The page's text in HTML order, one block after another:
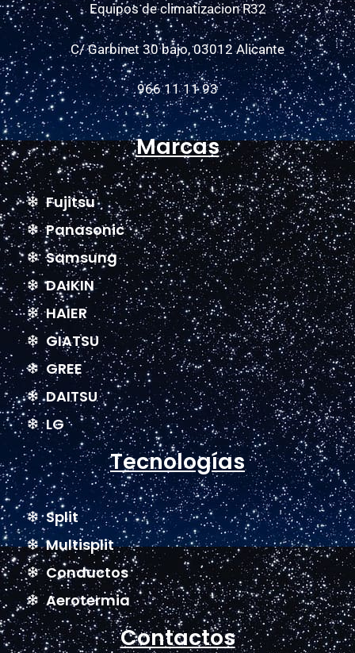
Equipos de climatizacion R32
C/ Garbinet 30 bajo, 03012 Alicante
966 11 11 93
Marcas
Fujitsu
Panasonic
Samsung
DAIKIN
HAIER
GIATSU
GREE
DAITSU
LG
Tecnologías
Split
Multisplit
Conductos
Aerotermia
Contactos